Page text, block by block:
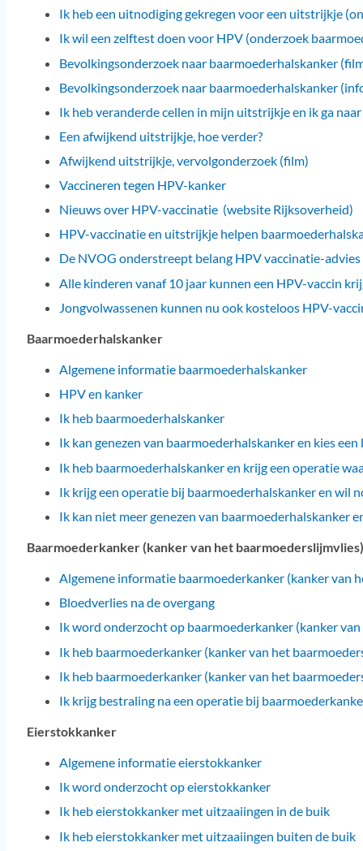
Ik heb een uitnodiging gekregen voor een uitstrijkje
Ik wil een zelftest doen voor HPV (onderzoek
Bevolkingsonderzoek naar baarmoederhalskanker
Bevolkingsonderzoek naar baarmoederhalskanker
Ik heb veranderde cellen in mijn uitstrijkje en ik ga
Een afwijkend uitstrijkje, hoe verder?
Afwijkend uitstrijkje, vervolgonderzoek (film)
Vaccineren tegen HPV-kanker
Nieuws over HPV-vaccinatie(website Rijksoverheid)
HPV-vaccinatie en uitstrijkje helpen
De NVOG onderstreept belang HPV vaccinatie-
Alle kinderen vanaf 10 jaar kunnen een HPV-vaccin
Jongvolwassenen kunnen nu ook kosteloos HPV-
Baarmoederhalskanker
Algemene informatie baarmoederhalskanker
HPV en kanker
Ik heb baarmoederhalskanker
Ik kan genezen van baarmoederhalskanker en kies
Ik heb baarmoederhalskanker en krijg een operatie
Ik krijg een operatie bij baarmoederhalskanker en wil
Ik kan niet meer genezen van baarmoederhalskanker
Baarmoederkanker (kanker van het baarmoederslijmvlies)
Algemene informatie baarmoederkanker (kanker van
Bloedverlies na de overgang
Ik word onderzocht op baarmoederkanker (kanker
Ik heb baarmoederkanker (kanker van het
Ik heb baarmoederkanker (kanker van het
Ik krijg bestraling na een operatie bij
Eierstokkanker
Algemene informatie eierstokkanker
Ik word onderzocht op eierstokkanker
Ik heb eierstokkanker met uitzaaiingen in de buik
Ik heb eierstokkanker met uitzaaiingen buiten de buik